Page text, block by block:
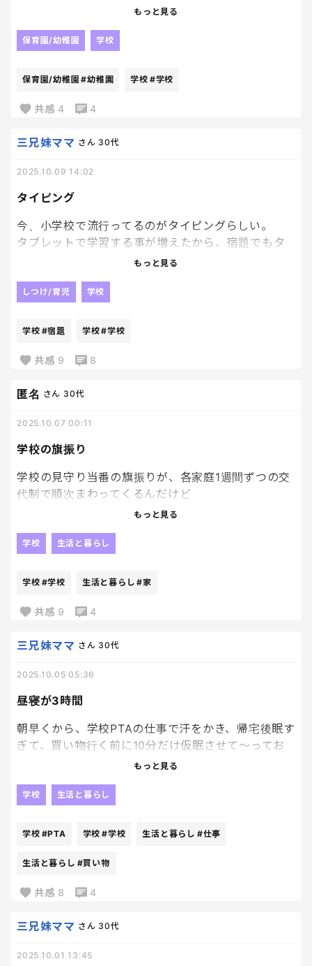
こないだの家族旅行も、
その一言以来、家族のお出かけ行ってない。
息子が帰りの車でグチグチ言い出した時、言ったん
だよ。
「こんな家族ともう二度と出かけないからな！」
「二度とどっか行きたいとか言うなよ！」ってね。
それでもあんたは父親か。
思春期で、すごく繊細で
難しい年頃の息子がさ、
母親に反抗、暴言してさ、
今日も泣いちゃったんだよ。
私車の中で泣いてたんだけどさ、
夫は1人で、自分の習い事行っちゃって。
泣いてる私に、
なんの慰めの優しい言葉もなく、
自分は関係ないみたいな顔して、
そのあと、
帰宅して
大変だったよ。
息子がね、
行き場のない怒りを私にだけ
辛くてもね、
誰にも話せないからね。
わかってくれる夫はいないからね。
1人で抱えるのつらくなるよ。
かわからんし、何がなんだっけ？ってなるの私だ
してた方がわかるんだよね
今時についていけない、悲しさ。笑
もっと見る
保育園/幼稚園 学校
保育園/幼稚園 #幼稚園 学校 #学校
共感 4 4
タイピング
三兄妹ママ さん 30代
2025.10.09 14:02
今、小学校で流行ってるのがタイピングらしい。
タブレットで学習する事が増えたから、宿題でもタ
イピングでるし、昼休みもタイピングで遊んでるら
令和だ。
って思った。笑
もっと見る
しつけ/育児 学校
学校 #宿題 学校#学校
共感 9 8
学校の旗振り
匿名 さん 30代
2025.10.07 00:11
学校の見守り当番の旗振りが、各家庭1週間ずつの交
代制で順次まわってくるんだけど
これ地味にすんごく面倒なのよ。
子供達の安全を守るわけだから、いい事なんだけ
り、見送りって結構時間とられるしきついのよ。
世の中のお母さんたちは素晴らしいですわ、本当。
自分で自分の褒めなきゃやってられないわ
もっと見る
学校 生活と暮らし
学校 #学校 生活と暮らし #家
共感 9 4
昼寝が3時間
三兄妹ママ さん 30代
2025.10.05 05:36
朝早くから、学校PTAの仕事で汗をかき、帰宅後眠す
ぎて、買い物行く前に10分だけ仮眠させて〜ってお
なんと
3時間も寝てたらしい。笑
起こしたけど、怒るからそのままにしてたと。笑
全然記憶がないの。こっわ。笑
もっと見る
学校 生活と暮らし
学校 #PTA 学校 #学校 生活と暮らし #仕事
生活と暮らし #買い物
共感 8 4
三兄妹ママ さん 30代
2025.10.01 13:45